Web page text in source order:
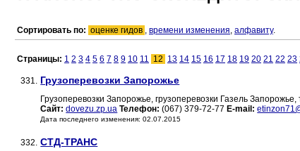
Сортировать по: оценке гидов , времени изменения, алфавиту.
Страницы: 1 2 3 4 5 6 7 8 9 10 11 12 13 14 15 16 17 18 19 20 21 22 23
331. Грузоперевозки Запорожье
Грузоперевозки Запорожье, грузоперевозки Газель
Сайт: dovezu.zp.ua Телефон: (067) 379-72-77 E-mail:
Дата последнего изменения: 02.07.2015
332. СТД-ТРАНС